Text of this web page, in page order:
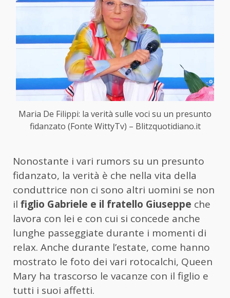
Maria De Filippi: la verità sulle voci su un presunto
fidanzato (Fonte WittyTv) – Blitzquotidiano.it
Nonostante i vari rumors su un presunto
fidanzato, la verità è che nella vita della
conduttrice non ci sono altri uomini se non
il figlio Gabriele e il fratello Giuseppe che
lavora con lei e con cui si concede anche
lunghe passeggiate durante i momenti di
relax. Anche durante l’estate, come hanno
mostrato le foto dei vari rotocalchi, Queen
Mary ha trascorso le vacanze con il figlio e
tutti i suoi affetti.